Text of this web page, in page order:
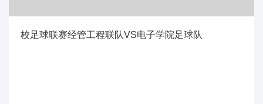
校足球联赛经管工程联队VS电子学院足球队